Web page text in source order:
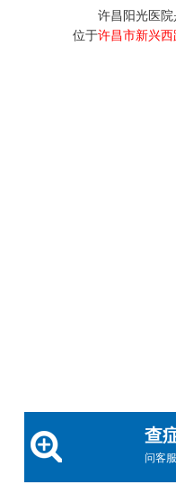
许昌阳光医
位于许昌市新兴
查
问客服